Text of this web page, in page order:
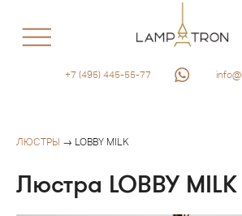
+7 (495) 445-55-77
ЛЮСТРЫ → LOBBY MILK
Люстра LOBBY MILK